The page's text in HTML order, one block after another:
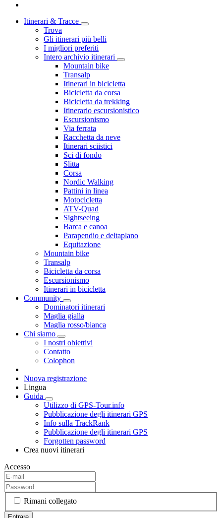
Itinerari & Tracce
Trova
Gli itinerari più belli
I migliori preferiti
Intero archivio itinerari
Mountain bike
Transalp
Itinerari in bicicletta
Bicicletta da corsa
Bicicletta da trekking
Itinerario escursionistico
Escursionismo
Via ferrata
Racchetta da neve
Itinerari sciistici
Sci di fondo
Slitta
Corsa
Nordic Walking
Pattini in linea
Motocicletta
ATV-Quad
Sightseeing
Barca e canoa
Parapendio e deltaplano
Equitazione
Mountain bike
Transalp
Bicicletta da corsa
Escursionismo
Itinerari in bicicletta
Community
Dominatori itinerari
Maglia gialla
Maglia rosso/bianca
Chi siamo
I nostri obiettivi
Contatto
Colophon
Nuova registrazione
Lingua
Guida
Utilizzo di GPS-Tour.info
Pubblicazione degli itinerari GPS
Info sulla TrackRank
Pubblicazione degli itinerari GPS
Forgotten password
Crea nuovi itinerari
Accesso
Rimani collegato